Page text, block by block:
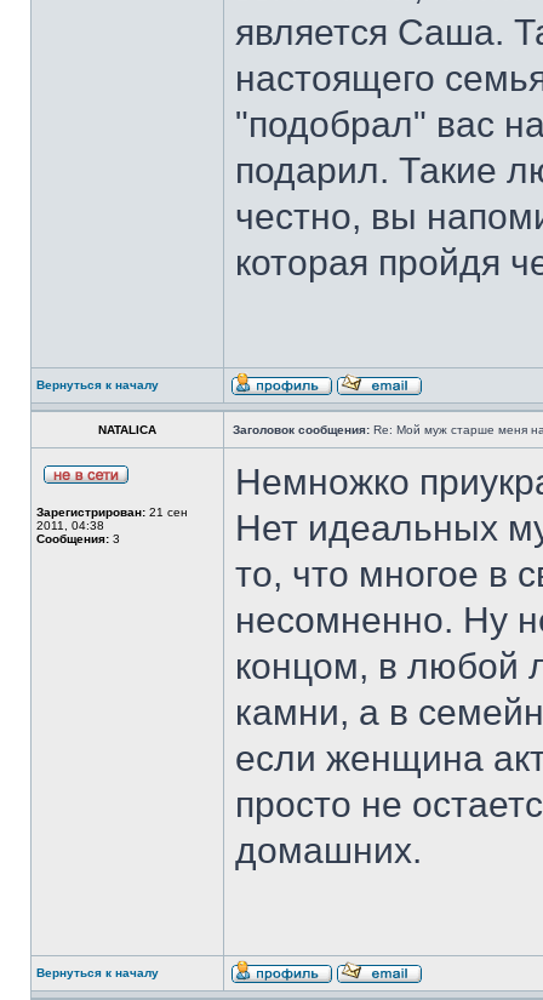
является Саша.
настоящего
"подобрал" вас
подарил. Такие
честно, вы
которая пройдя
Вернуться к началу
NATALICA Заголовок сообщения: Re: Мой муж старше меня
Зарегистрирован: 21 сен
2011, 04:38
Сообщения: 3
Немножко
Нет идеальных
то, что многое в
несомненно. Ну
концом, в любой
камни, а в
если женщина
просто не
домашних.
Вернуться к началу